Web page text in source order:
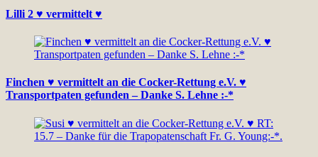
Lilli 2 ♥ vermittelt ♥
Finchen ♥ vermittelt an die Cocker-Rettung e.V. ♥
Transportpaten gefunden – Danke S. Lehne :-*